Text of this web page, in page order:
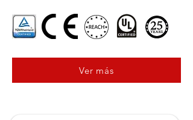
Ver más